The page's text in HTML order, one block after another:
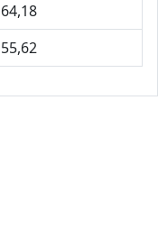
64,18
55,62